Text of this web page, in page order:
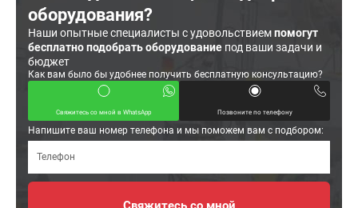
оборудования?
Наши опытные специалисты с удовольствиемпомогут
бесплатно подобрать оборудование под ваши задачи и
бюджет
Как вам было бы удобнее получить бесплатную консультацию?
Свяжитесь со мной в WhatsApp Позвоните по телефону
Напишите ваш номер телефона и мы поможем вам с подбором: